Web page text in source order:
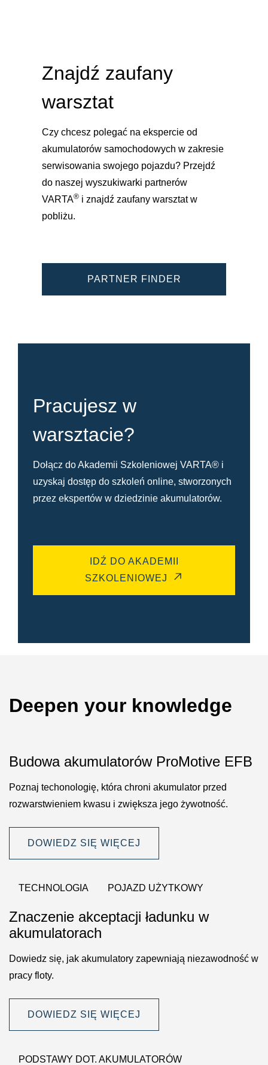
Znajdź zaufany
warsztat
Czy chcesz polegać na ekspercie od
akumulatorów samochodowych w zakresie
serwisowania swojego pojazdu? Przejdź
do naszej wyszukiwarki partnerów
VARTA® i znajdź zaufany warsztat w
pobliżu.
PARTNER FINDER
Pracujesz w
warsztacie?
Dołącz do Akademii Szkoleniowej VARTA® i
uzyskaj dostęp do szkoleń online, stworzonych
przez ekspertów w dziedzinie akumulatorów.
IDŹ DO AKADEMII
SZKOLENIOWEJ
Deepen your knowledge
Budowa akumulatorów ProMotive EFB
Poznaj techonologię, która chroni akumulator przed
rozwarstwieniem kwasu i zwiększa jego żywotność.
DOWIEDZ SIĘ WIĘCEJ
TECHNOLOGIA POJAZD UŻYTKOWY
Znaczenie akceptacji ładunku w
akumulatorach
Dowiedz się, jak akumulatory zapewniają niezawodność w
pracy floty.
DOWIEDZ SIĘ WIĘCEJ
PODSTAWY DOT. AKUMULATORÓW